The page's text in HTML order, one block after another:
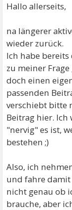
Hallo allerseits,
na längerer
wieder zurück.
Ich habe
zu meiner
doch einen
passenden
verschiebt bitte
Beitrag hier. Ich
"nervig" es ist,
bestehen ;)
Also, ich
und fahre
nicht genau ob
brauche, aber